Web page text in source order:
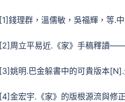
[1]錢理群，溫儒敏，吳福輝，等.
[2]周立平易近.《家》手稿釋讀
[3]姚明.巴金躲書中的可貴版本
[4]金宏宇.《家》的版根源流與